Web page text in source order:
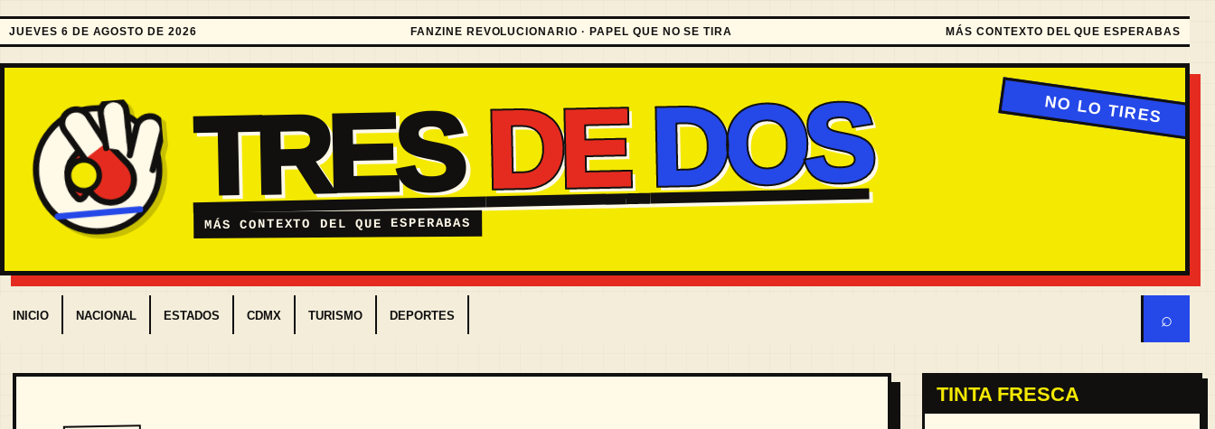
JUEVES 6 DE AGOSTO DE 2026 FANZINE REVOLUCIONARIO · PAPEL QUE NO SE TIRA MÁS CONTEXTO DEL QUE ESPERABAS
TRESDE DOS
MÁS CONTEXTO DEL QUE ESPERABAS
INICIO NACIONAL ESTADOS CDMX TURISMO DEPORTES ⌕
TINTA FRESCA